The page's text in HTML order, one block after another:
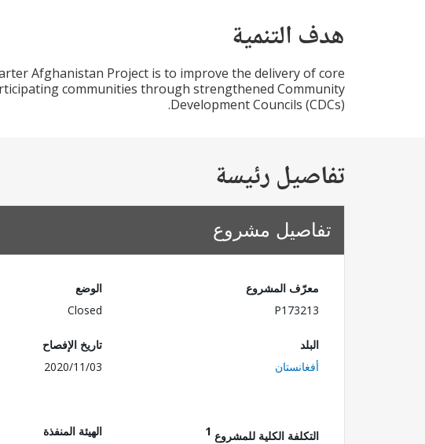
هدف التنمية
Afghanistan Project is to improve the delivery of core
communities through strengthened Community
Development Councils (CDCs).
تفاصيل رئيسة
تفاصيل مشروع
معرّف المشروع
P173213
الوضع
Closed
البلد
أفغانستان
تاريخ الإفصاح
2020/11/03
التكلفة الكلية للمشروع 1
الهيئة المنفذة